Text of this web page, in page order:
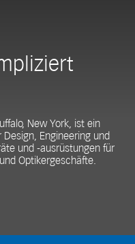
New York, ist ein
Engineering und
und -ausrüstungen für
Optikergeschäfte.